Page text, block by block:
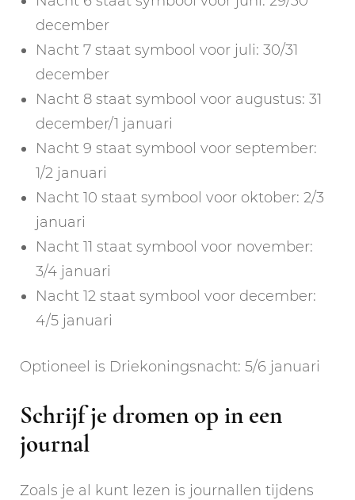
december
Nacht 7 staat symbool voor juli: 30/31
december
Nacht 8 staat symbool voor augustus: 31
december/1 januari
Nacht 9 staat symbool voor september:
1/2 januari
Nacht 10 staat symbool voor oktober: 2/3
januari
Nacht 11 staat symbool voor november:
3/4 januari
Nacht 12 staat symbool voor december:
4/5 januari
Optioneel is Driekoningsnacht: 5/6 januari
Schrijf je dromen op in een
journal
Zoals je al kunt lezen is journallen tijdens